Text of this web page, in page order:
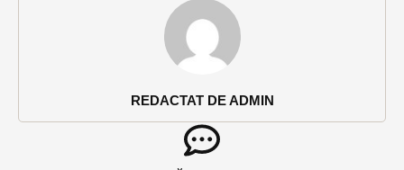
REDACTAT DE ADMIN